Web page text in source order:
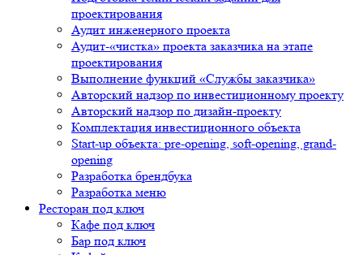
проектирования
Аудит инженерного проекта
Аудит-«чистка» проекта заказчика на этапе
проектирования
Выполнение функций «Службы заказчика»
Авторский надзор по инвестиционному проекту
Авторский надзор по дизайн-проекту
Комплектация инвестиционного объекта
Start-up объекта: pre-opening, soft-opening, grand-
opening
Разработка брендбука
Разработка меню
Ресторан под ключ
Кафе под ключ
Бар под ключ